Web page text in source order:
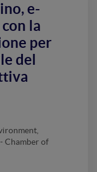
e-
la
per
del
Chamber of